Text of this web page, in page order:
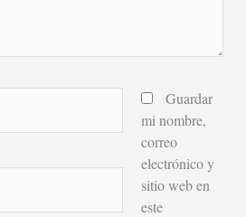
Guardar
mi nombre,
correo
electrónico y
sitio web en
este